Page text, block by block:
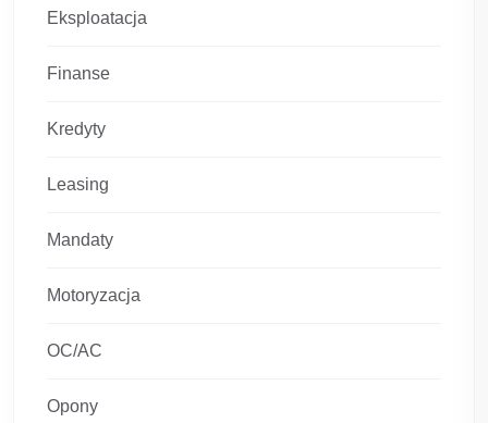
Eksploatacja
Finanse
Kredyty
Leasing
Mandaty
Motoryzacja
OC/AC
Opony